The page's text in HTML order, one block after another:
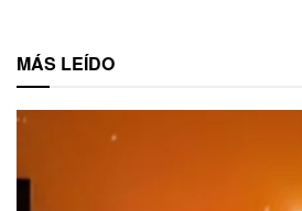
MÁS LEÍDO